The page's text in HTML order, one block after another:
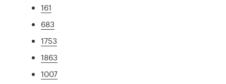
161
683
1753
1863
1007